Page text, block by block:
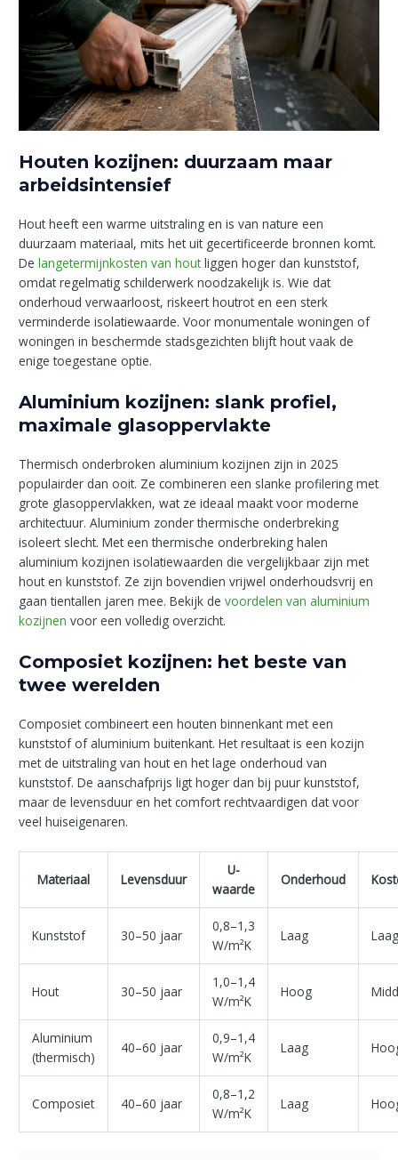
Houten kozijnen: duurzaam maar
arbeidsintensief
Hout heeft een warme uitstraling en is van nature een
duurzaam materiaal, mits het uit gecertificeerde bronnen komt.
Delangetermijnkosten van houtliggen hoger dan kunststof,
omdat regelmatig schilderwerk noodzakelijk is. Wie dat
onderhoud verwaarloost, riskeert houtrot en een sterk
verminderde isolatiewaarde. Voor monumentale woningen of
woningen in beschermde stadsgezichten blijft hout vaak de
enige toegestane optie.
Aluminium kozijnen: slank profiel,
maximale glasoppervlakte
Thermisch onderbroken aluminium kozijnen zijn in 2025
populairder dan ooit. Ze combineren een slanke profilering met
grote glasoppervlakken, wat ze ideaal maakt voor moderne
architectuur. Aluminium zonder thermische onderbreking
isoleert slecht. Met een thermische onderbreking halen
aluminium kozijnen isolatiewaarden die vergelijkbaar zijn met
hout en kunststof. Ze zijn bovendien vrijwel onderhoudsvrij en
gaan tientallen jaren mee. Bekijk devoordelen van aluminium
kozijnen voor een volledig overzicht.
Composiet kozijnen: het beste van
twee werelden
Composiet combineert een houten binnenkant met een
kunststof of aluminium buitenkant. Het resultaat is een kozijn
met de uitstraling van hout en het lage onderhoud van
kunststof. De aanschafprijs ligt hoger dan bij puur kunststof,
maar de levensduur en het comfort rechtvaardigen dat voor
veel huiseigenaren.
Materiaal Levensduur
U-
waarde
Onderhoud
Kunststof 30–50 jaar
0,8–1,3
W/m²K
Laag Laag
Hout 30–50 jaar
1,0–1,4
W/m²K
Hoog
Aluminium
(thermisch)
40–60 jaar
0,9–1,4
W/m²K
Laag
Composiet 40–60 jaar
0,8–1,2
W/m²K
Laag